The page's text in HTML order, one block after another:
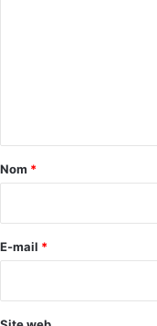
a
e
Nom *
E-mail *